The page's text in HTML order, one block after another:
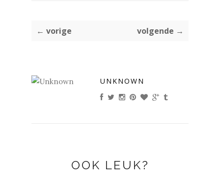
← vorige volgende →
UNKNOWN
OOK LEUK?